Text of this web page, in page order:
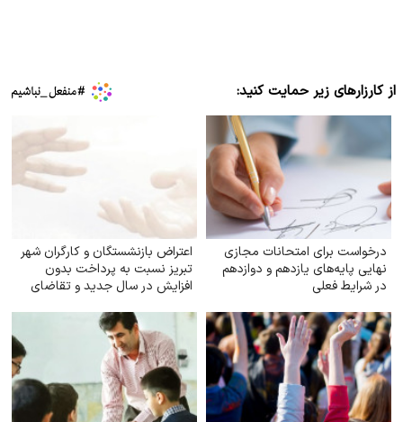
از کارزارهای زیر حمایت کنید:
درخواست برای امتحانات مجازی
نهایی پایه‌های یازدهم و دوازدهم
در شرایط فعلی
اعتراض بازنشستگان و کارگران شهر
تبریز نسبت به پرداخت بدون
افزایش در سال جدید و تقاضای